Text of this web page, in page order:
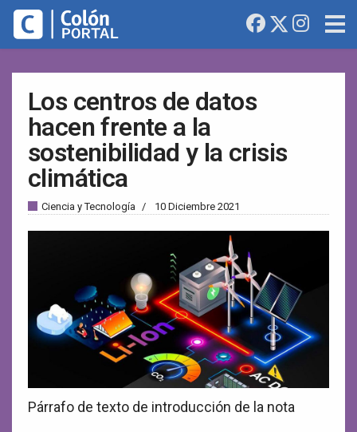
Los centros de datos
hacen frente a la
sostenibilidad y la crisis
climática
Ciencia y Tecnología 10 Diciembre 2021
Párrafo de texto de introducción de la nota